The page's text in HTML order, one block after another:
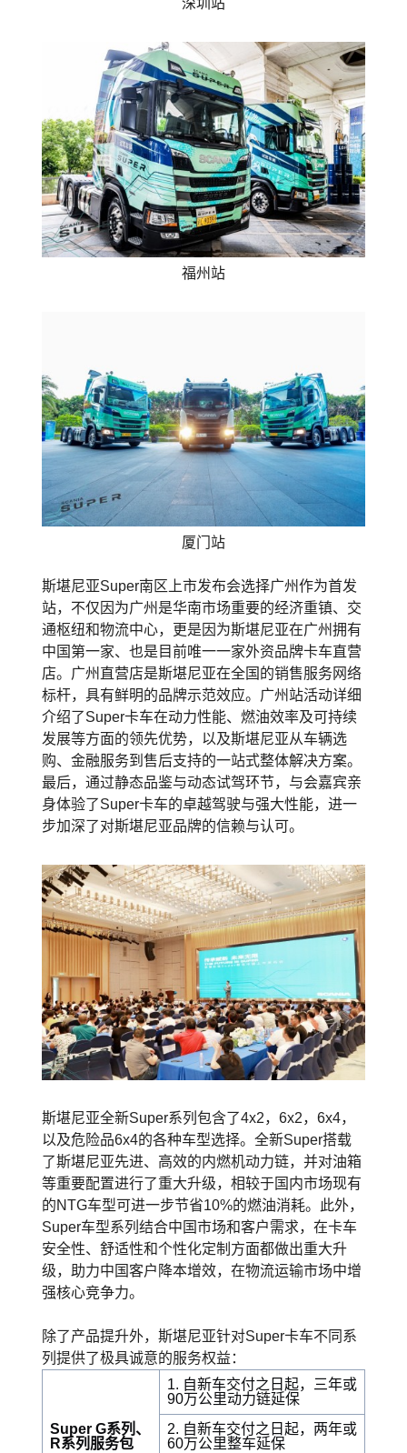
深圳站
福州站
厦门站
斯堪尼亚Super南区上市发布会选择广州作为首发
站，不仅因为广州是华南市场重要的经济重镇、交
通枢纽和物流中心，更是因为斯堪尼亚在广州拥有
中国第一家、也是目前唯一一家外资品牌卡车直营
店。广州直营店是斯堪尼亚在全国的销售服务网络
标杆，具有鲜明的品牌示范效应。广州站活动详细
介绍了Super卡车在动力性能、燃油效率及可持续
发展等方面的领先优势，以及斯堪尼亚从车辆选
购、金融服务到售后支持的一站式整体解决方案。
最后，通过静态品鉴与动态试驾环节，与会嘉宾亲
身体验了Super卡车的卓越驾驶与强大性能，进一
步加深了对斯堪尼亚品牌的信赖与认可。
斯堪尼亚全新Super系列包含了4x2，6x2，6x4，
以及危险品6x4的各种车型选择。全新Super搭载
了斯堪尼亚先进、高效的内燃机动力链，并对油箱
等重要配置进行了重大升级，相较于国内市场现有
的NTG车型可进一步节省10%的燃油消耗。此外，
Super车型系列结合中国市场和客户需求，在卡车
安全性、舒适性和个性化定制方面都做出重大升
级，助力中国客户降本增效，在物流运输市场中增
强核心竞争力。
除了产品提升外，斯堪尼亚针对Super卡车不同系
列提供了极具诚意的服务权益：
Super G系列、
R系列服务包
1. 自新车交付之日起，三年或
90万公里动力链延保
2. 自新车交付之日起，两年或
60万公里整车延保